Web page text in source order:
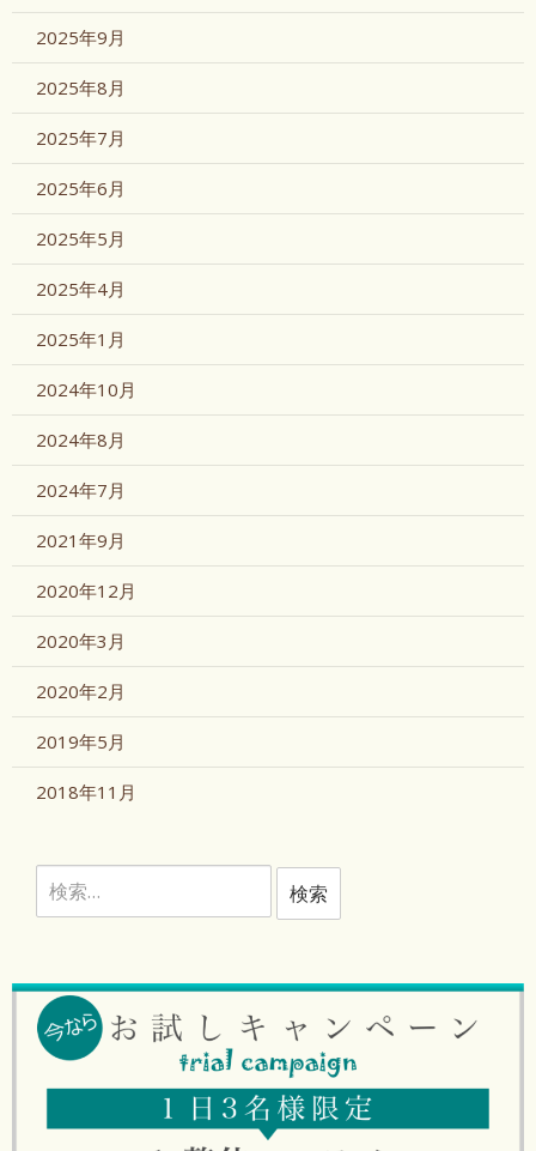
2025年9月
2025年8月
2025年7月
2025年6月
2025年5月
2025年4月
2025年1月
2024年10月
2024年8月
2024年7月
2021年9月
2020年12月
2020年3月
2020年2月
2019年5月
2018年11月
検
索: